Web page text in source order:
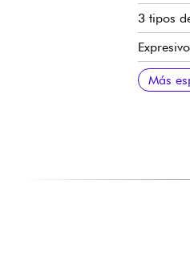
3 tipos
99
Banco
Afinador
Sección
Bus de
Entrada
Espacio
Entrada
Control
Toma
Ruta de
Sección
Más